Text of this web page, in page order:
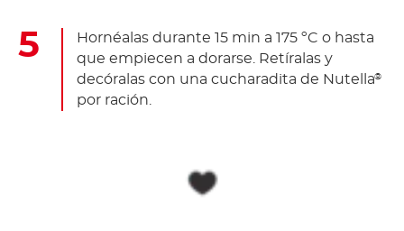
Hornéalas durante 15 min a 175 ºC o hasta
que empiecen a dorarse. Retíralas y
decóralas con una cucharadita de Nutella®
por ración.